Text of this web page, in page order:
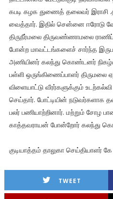
கபடி கழக துணைத் தலைவர் இராசி
வைத்தார். இதில் சென்னை ஈரோடு
திருநீர்மலை திருவண்ணாமலை
போன்ற மாவட்டங்களைச் சார்ந்த
அணியினர் கலந்து கொண்டனர்
பள்ளி ஒருங்கிணைப்பாளர் திருமலை
விளையாட்டு வீரர்களுக்கும் உடற்கல்வி
செய்தார். போட்டியின் நடுவர்களாக
பலர் பணியாற்றினார். மற்றும் சோழ
காத்தவராயன் போன்றோர் கலந்து
குடியாத்தம் தாலுகா செய்தியாளர் கே
TWEET